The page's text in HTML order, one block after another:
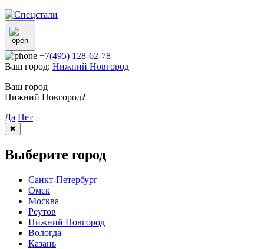
+7(495) 128-62-78
Ваш город: Нижний Новгород
Ваш город
Нижний Новгород?
Да Нет
✖
Выберите город
Санкт-Петербург
Омск
Москва
Реутов
Нижний Новгород
Вологда
Казань